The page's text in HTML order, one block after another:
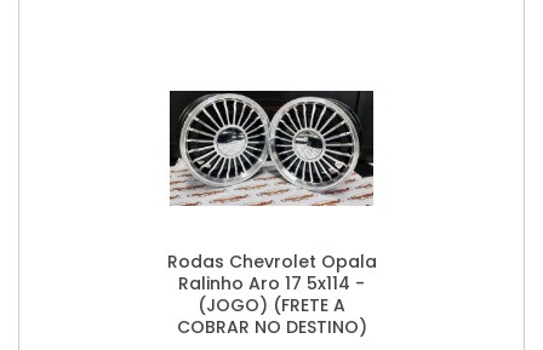
Rodas Chevrolet Opala
Ralinho Aro 17 5x114 -
(JOGO) (FRETE A
COBRAR NO DESTINO)